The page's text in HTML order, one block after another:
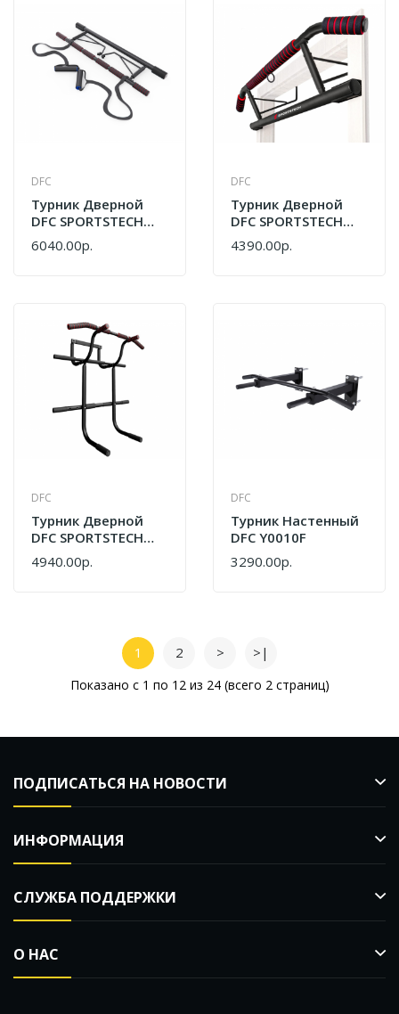
DFC
Турник Дверной
DFC SPORTSTECH
KS500
6040.00р.
DFC
Турник Дверной
DFC SPORTSTECH
KS550
4390.00р.
DFC
Турник Дверной
DFC SPORTSTECH
KS600 Со Станцией
Для Отжиманий На
4940.00р.
DFC
Турник Настенный
DFC Y0010F
3290.00р.
1 2 > >|
Показано с 1 по 12 из 24 (всего 2 страниц)
ПОДПИСАТЬСЯ НА НОВОСТИ
ИНФОРМАЦИЯ
СЛУЖБА ПОДДЕРЖКИ
О НАС